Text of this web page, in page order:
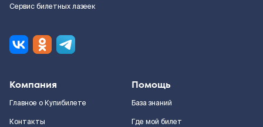
Сервис билетных лазеек
Компания
Главное о Купибилете
Контакты
Помощь
База знаний
Где мой билет